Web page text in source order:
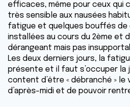
efficaces, même pour ceux qui
très sensible aux nausées
fatigue et quelques bouffés de
installées au cours du 2ème et
dérangeant mais pas
Les deux derniers jours, la
présente et il faut s’occuper la
content d’être « débranché » le
d’après-midi et de pouvoir